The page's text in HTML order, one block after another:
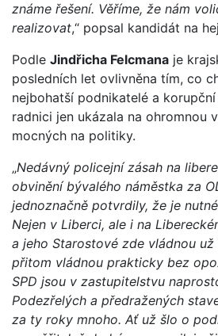
známe řešení. Věříme, že nám
realizovat,“ popsal kandidát na
Podle Jindřicha Felcmana je
posledních let ovlivněna tím, co
nejbohatší podnikatelé a
radnici jen ukázala na ohromnou
mocných na politiky.
„Nedávný policejní zásah na
obvinění bývalého náměstka za
jednoznačně potvrdily, že je
Nejen v Liberci, ale i na
a jeho Starostové zde vládnou
přitom vládnou prakticky bez
SPD jsou v zastupitelstvu
Podezřelých a předražených
za ty roky mnoho. Ať už šlo o